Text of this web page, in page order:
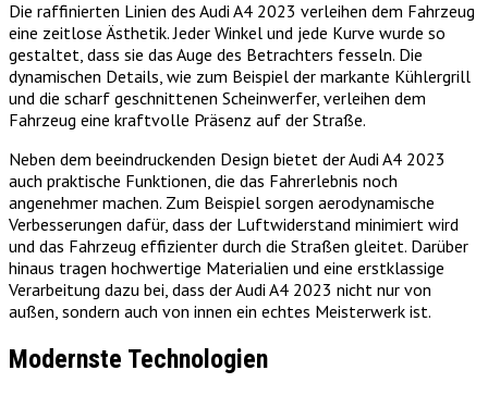
Die raffinierten Linien des Audi A4 2023 verleihen dem Fahrzeug
eine zeitlose Ästhetik. Jeder Winkel und jede Kurve wurde so
gestaltet, dass sie das Auge des Betrachters fesseln. Die
dynamischen Details, wie zum Beispiel der markante Kühlergrill
und die scharf geschnittenen Scheinwerfer, verleihen dem
Fahrzeug eine kraftvolle Präsenz auf der Straße.
Neben dem beeindruckenden Design bietet der Audi A4 2023
auch praktische Funktionen, die das Fahrerlebnis noch
angenehmer machen. Zum Beispiel sorgen aerodynamische
Verbesserungen dafür, dass der Luftwiderstand minimiert wird
und das Fahrzeug effizienter durch die Straßen gleitet. Darüber
hinaus tragen hochwertige Materialien und eine erstklassige
Verarbeitung dazu bei, dass der Audi A4 2023 nicht nur von
außen, sondern auch von innen ein echtes Meisterwerk ist.
Modernste Technologien